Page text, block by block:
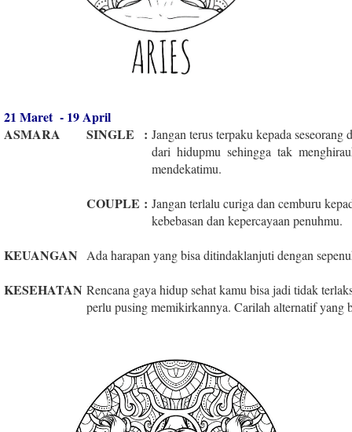
21 Maret - 19 April
ASMARA
SINGLE : Jangan terus terpaku kepada
dari hidupmu sehingga tak
mendekatimu.
COUPLE : Jangan terlalu curiga dan cemburu
kebebasan dan kepercayaan penuhmu.
KEUANGAN Ada harapan yang bisa ditindaklanjuti dengan
KESEHATAN Rencana gaya hidup sehat kamu bisa jadi tidak
perlu pusing memikirkannya. Carilah alternatif yang